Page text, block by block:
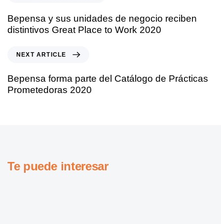
Bepensa y sus unidades de negocio reciben
distintivos Great Place to Work 2020
NEXT ARTICLE
Bepensa forma parte del Catálogo de Prácticas
Prometedoras 2020
Te puede interesar